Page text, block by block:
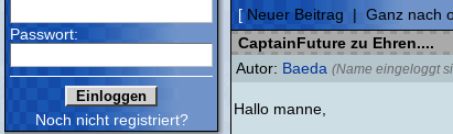
Passwort:
Noch nicht registriert?
[ Neuer Beitrag | Ganz nach
CaptainFuture zu Ehren....
Autor: Baeda (Name eingeloggt
Hallo manne,